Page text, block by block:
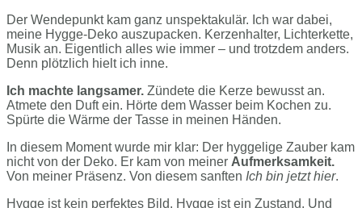
Der Wendepunkt kam ganz unspektakulär. Ich war dabei,
meine Hygge-Deko auszupacken. Kerzenhalter, Lichterkette,
Musik an. Eigentlich alles wie immer – und trotzdem anders.
Denn plötzlich hielt ich inne.
Ich machte langsamer. Zündete die Kerze bewusst an.
Atmete den Duft ein. Hörte dem Wasser beim Kochen zu.
Spürte die Wärme der Tasse in meinen Händen.
In diesem Moment wurde mir klar: Der hyggelige Zauber kam
nicht von der Deko. Er kam von meiner Aufmerksamkeit.
Von meiner Präsenz. Von diesem sanften Ich bin jetzt hier.
Hygge ist kein perfektes Bild. Hygge ist ein Zustand. Und